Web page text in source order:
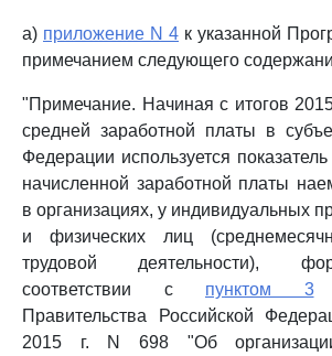
а) приложение N 4 к указанной
примечанием следующего
"Примечание. Начиная с итогов
средней заработной платы в
Федерации используется
начисленной заработной платы
в организациях, у индивидуальных
и физических лиц
трудовой деятельности),
соответствии с пунктом 3
Правительства Российской
2015 г. N 698 "Об